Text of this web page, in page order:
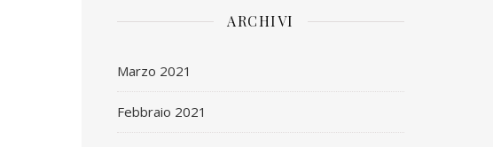
ARCHIVI
Marzo 2021
Febbraio 2021